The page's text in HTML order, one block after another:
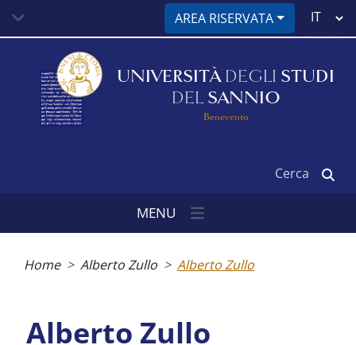
contenuto
AREA RISERVATA
Select
UNIVERSITÀ DEGLI STUDI
DEL SANNIO
Benevento
MENU
Home Alberto Zullo Alberto Zullo
Alberto Zullo